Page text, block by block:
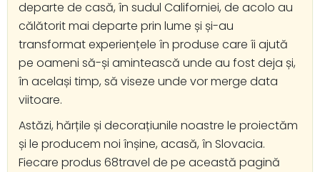
departe de casă, în sudul Californiei, de acolo au
călătorit mai departe prin lume și și-au
transformat experiențele în produse care îi ajută
pe oameni să-și amintească unde au fost deja și,
în același timp, să viseze unde vor merge data
viitoare.
Astăzi, hărțile și decorațiunile noastre le proiectăm
și le producem noi înșine, acasă, în Slovacia.
Fiecare produs 68travel de pe această pagină